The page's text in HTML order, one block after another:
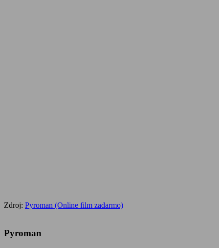
Zdroj: Pyroman (Online film zadarmo)
Pyroman